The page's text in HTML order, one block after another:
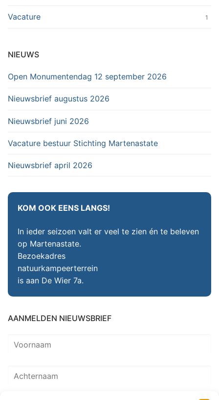
Vacature 1
NIEUWS
Open Monumentendag 12 september 2026
Nieuwsbrief augustus 2026
Nieuwsbrief juni 2026
Vacature bestuur Stichting Martenastate
Nieuwsbrief april 2026
KOM OOK EENS LANGS!
In ieder seizoen valt er veel te zien én te beleven
op Martenastate.
Bezoekadres
natuurkampeerterrein
is aan De Wier 7a.
AANMELDEN NIEUWSBRIEF